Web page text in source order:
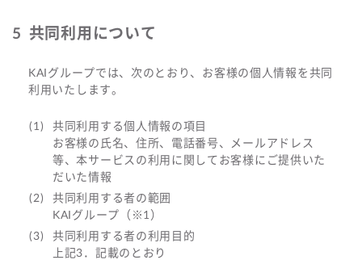
共同利用について
KAIグループでは、次のとおり、お客様の個人情報を共同
利用いたします。
共同利用する個人情報の項目
お客様の氏名、住所、電話番号、メールアドレス
等、本サービスの利用に関してお客様にご提供いた
だいた情報
共同利用する者の範囲
KAIグループ（※1）
共同利用する者の利用目的
上記3．記載のとおり